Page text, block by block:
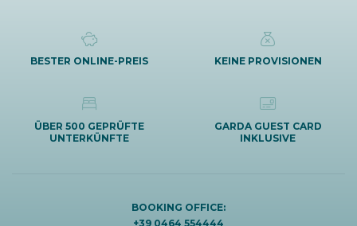
BESTER ONLINE-PREIS KEINE PROVISIONEN
ÜBER 500 GEPRÜFTE
UNTERKÜNFTE
GARDA GUEST CARD
INKLUSIVE
BOOKING OFFICE:
+39 0464 554444